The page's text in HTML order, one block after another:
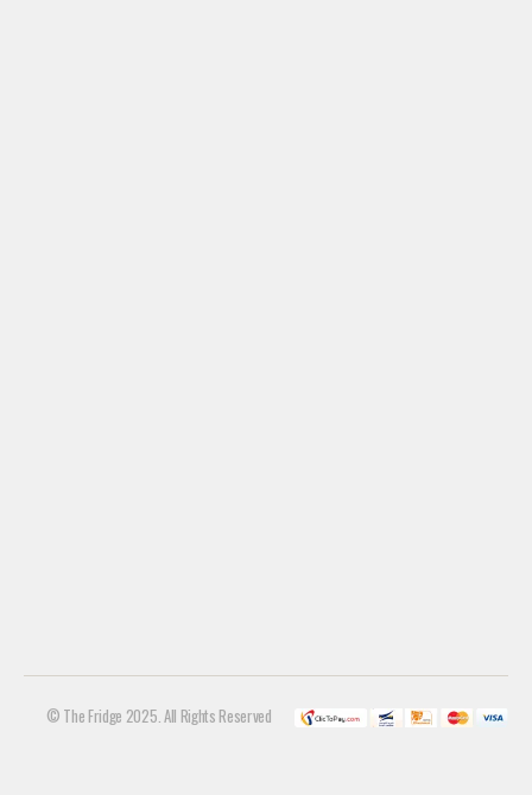
© The Fridge 2025. All Rights Reserved